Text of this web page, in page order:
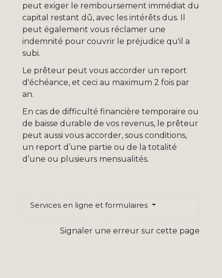
peut exiger le remboursement immédiat du
capital restant dû, avec les intérêts dus. Il
peut également vous réclamer une
indemnité pour couvrir le préjudice qu'il a
subi.
Le prêteur peut vous accorder un report
d'échéance, et ceci au maximum 2 fois par
an.
En cas de difficulté financière temporaire ou
de baisse durable de vos revenus, le prêteur
peut aussi vous accorder, sous conditions,
un report d’une partie ou de la totalité
d’une ou plusieurs mensualités.
Services en ligne et formulaires
Signaler une erreur sur cette page